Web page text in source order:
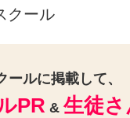
クール
ールに掲載して、
PR & 生徒